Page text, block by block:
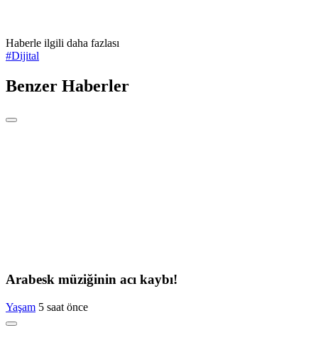
Haberle ilgili daha fazlası
#Dijital
Benzer Haberler
Arabesk müziğinin acı kaybı!
Yaşam 5 saat önce